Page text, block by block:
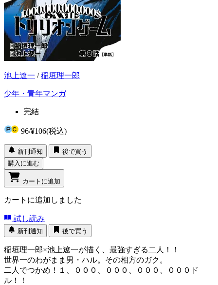
池上遼一 /稲垣理一郎
少年・青年マンガ
完結
96/¥106(税込)
新刊通知
後で買う
購入に進む
カートに追加
カートに追加しました
試し読み
新刊通知 後で買う
稲垣理一郎×池上遼一が描く、最強すぎる二人！！
世界一のわがまま男・ハル。その相方のガク。
二人でつかめ！１、０００、０００、０００、０００ド
ル！！